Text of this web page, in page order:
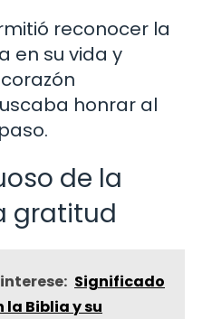
reconocer la
en su vida y
honrar al
de la
gratitud
Significado
la Biblia y su